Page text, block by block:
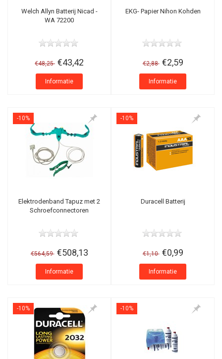
Welch Allyn Batterij Nicad -
WA 72200
€48,25 €43,42
Informatie
EKG- Papier Nihon Kohden
€2,88 €2,59
Informatie
-10%
Elektrodenband Tapuz met 2
Schroefconnectoren
€564,59 €508,13
Informatie
-10%
Duracell Batterij
€1,10 €0,99
Informatie
-10% -10%